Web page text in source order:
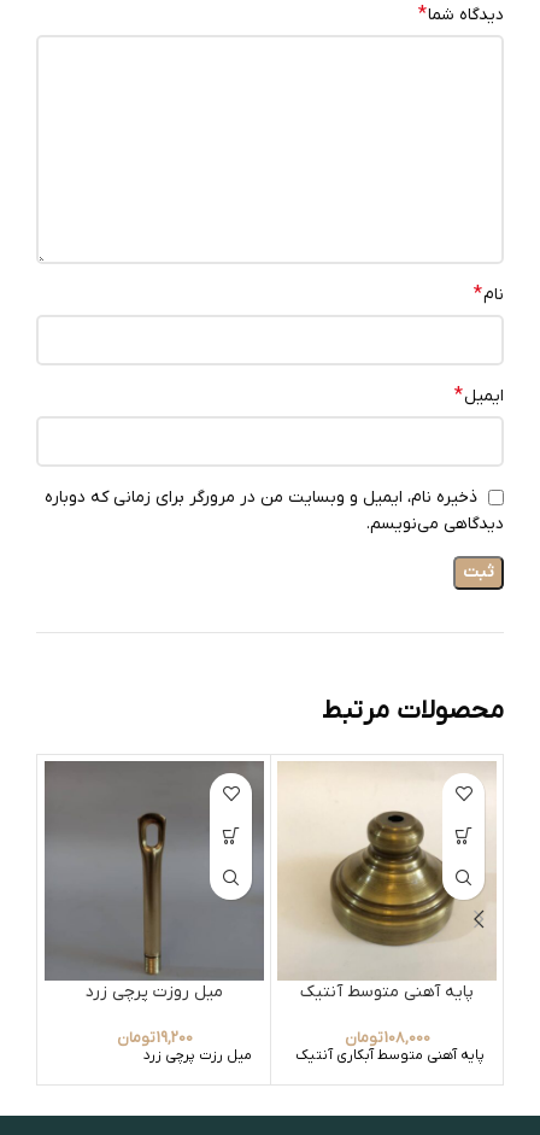
دیدگاه شما*
نام*
ایمیل*
ذخیره نام، ایمیل و وبسایت من در مرورگر برای زمانی که دوباره
دیدگاهی می‌نویسم.
محصولات مرتبط
پایه آهنی متوسط آنتیک
108,000تومان
پایه آهنی متوسط آبکاری آنتیک
میل روزت پرچی زرد
19,200تومان
میل رزت پرچی زرد